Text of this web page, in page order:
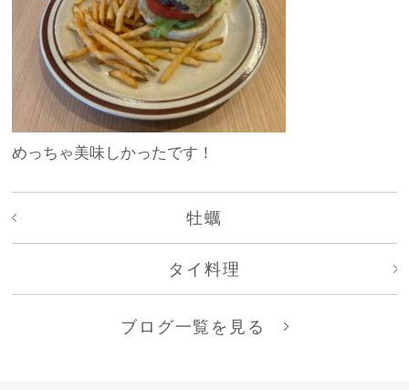
めっちゃ美味しかったです！
牡蠣
タイ料理
ブログ一覧を見る